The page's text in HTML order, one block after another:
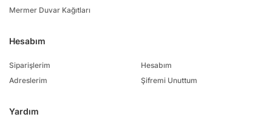
Mermer Duvar Kağıtları
Hesabım
Siparişlerim
Adreslerim
Hesabım
Şifremi Unuttum
Yardım